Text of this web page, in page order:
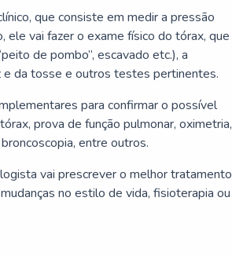
que consiste em medir a pressão
vai fazer o exame físico do tórax, que
de pombo”, escavado etc.), a
e da tosse e outros testes pertinentes.
para confirmar o possível
prova de função pulmonar, oximetria,
entre outros.
vai prescrever o melhor tratamento
no estilo de vida, fisioterapia ou